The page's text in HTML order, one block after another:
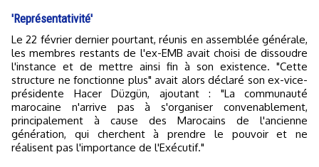
'Représentativité'
Le 22 février dernier pourtant, réunis en assemblée générale,
les membres restants de l'ex-EMB avait choisi de dissoudre
l'instance et de mettre ainsi fin à son existence. "Cette
structure ne fonctionne plus" avait alors déclaré son ex-vice-
présidente Hacer Düzgün, ajoutant : "La communauté
marocaine n'arrive pas à s'organiser convenablement,
principalement à cause des Marocains de l'ancienne
génération, qui cherchent à prendre le pouvoir et ne
réalisent pas l'importance de l'Exécutif."